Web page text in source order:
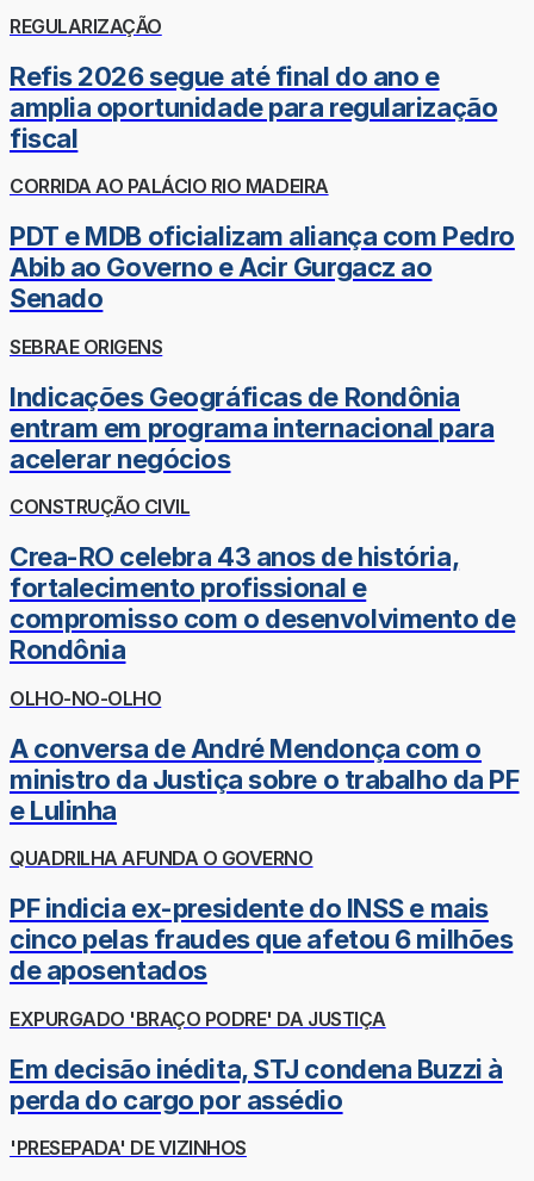
REGULARIZAÇÃO
Refis 2026 segue até final do ano e
amplia oportunidade para regularização
fiscal
CORRIDA AO PALÁCIO RIO MADEIRA
PDT e MDB oficializam aliança com Pedro
Abib ao Governo e Acir Gurgacz ao
Senado
SEBRAE ORIGENS
Indicações Geográficas de Rondônia
entram em programa internacional para
acelerar negócios
CONSTRUÇÃO CIVIL
Crea-RO celebra 43 anos de história,
fortalecimento profissional e
compromisso com o desenvolvimento de
Rondônia
OLHO-NO-OLHO
A conversa de André Mendonça com o
ministro da Justiça sobre o trabalho da PF
e Lulinha
QUADRILHA AFUNDA O GOVERNO
PF indicia ex-presidente do INSS e mais
cinco pelas fraudes que afetou 6 milhões
de aposentados
EXPURGADO 'BRAÇO PODRE' DA JUSTIÇA
Em decisão inédita, STJ condena Buzzi à
perda do cargo por assédio
'PRESEPADA' DE VIZINHOS